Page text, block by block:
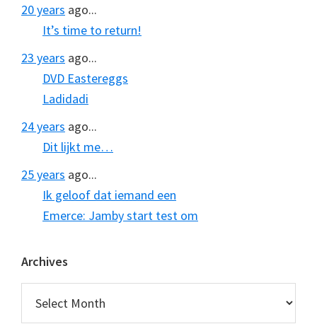
20 years ago...
It’s time to return!
23 years ago...
DVD Eastereggs
Ladidadi
24 years ago...
Dit lijkt me…
25 years ago...
Ik geloof dat iemand een
Emerce: Jamby start test om
Archives